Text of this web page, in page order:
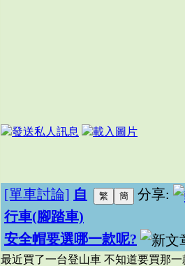
分享:
[單車討論] 自
行車(腳踏車)
安全帽要選哪一款呢?
最近買了一台登山車 不知道要買那一